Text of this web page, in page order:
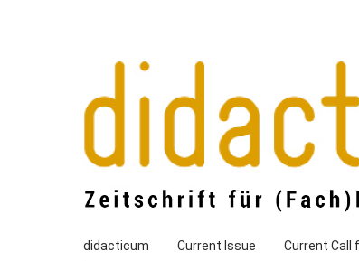
didacticum Current Issue Current Call